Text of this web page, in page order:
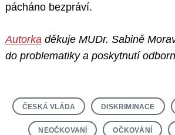
pácháno bezpráví.
Autorka děkuje MUDr. Sabině
do problematiky a poskytnutí
ČESKÁ VLÁDA DISKRIMINACE
NEOČKOVANÍ OČKOVÁNÍ